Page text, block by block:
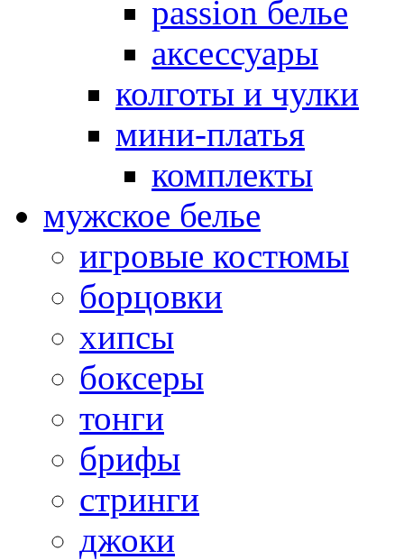
passion белье
аксессуары
колготы и чулки
мини-платья
комплекты
мужское белье
игровые костюмы
борцовки
хипсы
боксеры
тонги
брифы
стринги
джоки